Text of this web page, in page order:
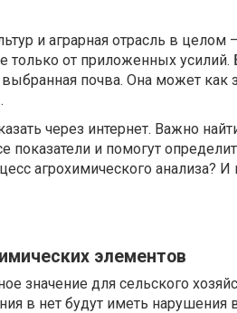
и аграрная отрасль в целом
только от приложенных
почва. Она может как
через интернет. Важно
показатели и помогут
агрохимического анализа? И
элементов
значение для сельского
в нет будут иметь нарушения